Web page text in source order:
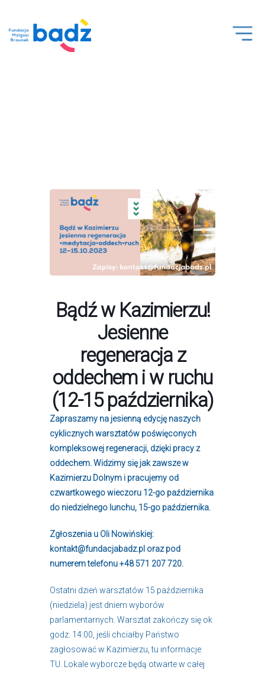
Open
Bądź w Kazimierzu!
Jesienne
regeneracja z
oddechem i w ruchu
(12-15 października)
Zapraszamy na jesienną edycję naszych
cyklicznych warsztatów poświęconych
kompleksowej regeneracji, dzięki pracy z
oddechem. Widzimy się jak zawsze w
Kazimierzu Dolnym i pracujemy od
czwartkowego wieczoru 12-go października
do niedzielnego lunchu, 15-go października.
Zgłoszenia u Oli Nowińskiej:
kontakt@fundacjabadz.pl oraz pod
numerem telefonu +48 571 207 720.
Ostatni dzień warsztatów 15 października
(niedziela) jest dniem wyborów
parlamentarnych. Warsztat zakończy się ok
godz. 14:00, jeśli chciałby Państwo
zagłosować w Kazimierzu, tu informacje
TU. Lokale wyborcze będą otwarte w całej